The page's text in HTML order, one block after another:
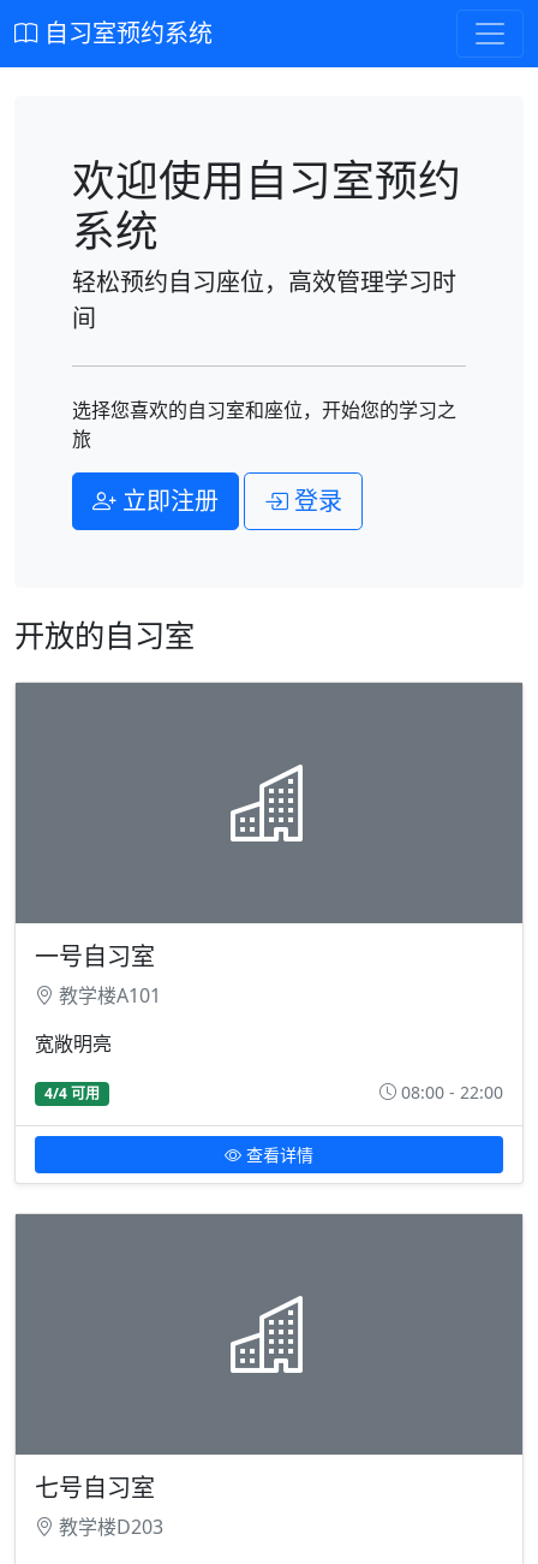
自习室预约系统
欢迎使用自习室预约
系统
轻松预约自习座位，高效管理学习时
间
选择您喜欢的自习室和座位，开始您的学习之
旅
立即注册 登录
开放的自习室
一号自习室
教学楼A101
宽敞明亮
4/4 可用 08:00 - 22:00
查看详情
七号自习室
教学楼D203